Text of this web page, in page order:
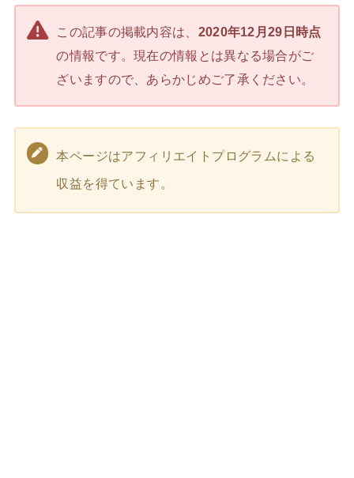
この記事の掲載内容は、 2020年12月29日時点
の情報です。現在の情報とは異なる場合がご
ざいますので、あらかじめご了承ください。
本ページはアフィリエイトプログラムによる
収益を得ています。